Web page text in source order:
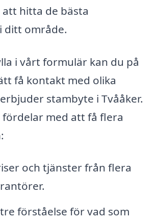
hitta de bästa
ditt område.
i vårt formulär kan du på
få kontakt med olika
stambyte i Tvååker.
fördelar med att få flera
och tjänster från flera
förståelse för vad som